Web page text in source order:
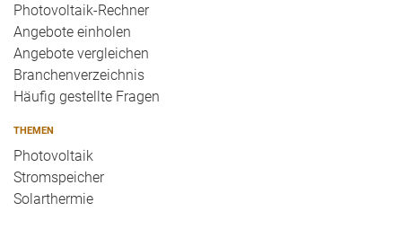
Photovoltaik-Rechner
Angebote einholen
Angebote vergleichen
Branchenverzeichnis
Häufig gestellte Fragen
THEMEN
Photovoltaik
Stromspeicher
Solarthermie